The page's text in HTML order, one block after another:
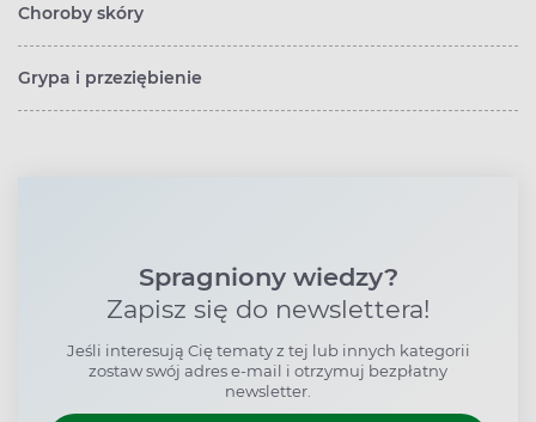
Choroby skóry
Grypa i przeziębienie
Spragniony wiedzy?
Zapisz się do newslettera!
Jeśli interesują Cię tematy z tej lub innych kategorii
zostaw swój adres e-mail i otrzymuj bezpłatny
newsletter.